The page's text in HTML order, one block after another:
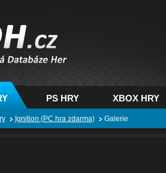
na PC,
Česká
her
PS HRY XBOX HRY
Ignition (PC hra zdarma) Galerie